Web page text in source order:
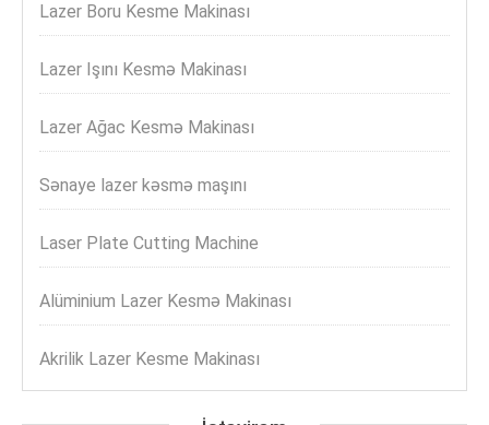
Lazer Boru Kesme Makinası
Lazer Işını Kesmə Makinası
Lazer Ağac Kesmə Makinası
Sənaye lazer kəsmə maşını
Laser Plate Cutting Machine
Alüminium Lazer Kesmə Makinası
Akrilik Lazer Kesme Makinası